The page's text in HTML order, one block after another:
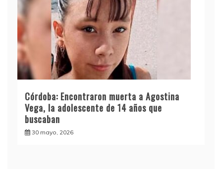
Córdoba: Encontraron muerta a Agostina
Vega, la adolescente de 14 años que
buscaban
30 mayo, 2026